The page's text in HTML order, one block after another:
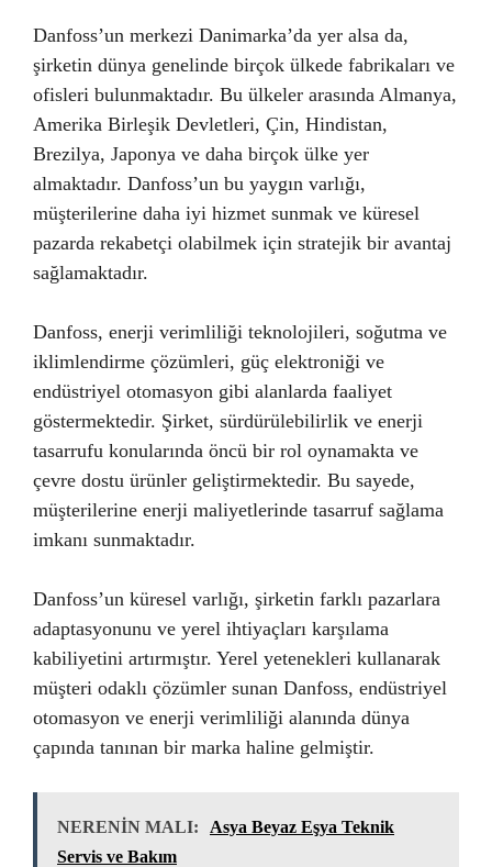
Danfoss’un merkezi Danimarka’da yer alsa da,
şirketin dünya genelinde birçok ülkede fabrikaları ve
ofisleri bulunmaktadır. Bu ülkeler arasında Almanya,
Amerika Birleşik Devletleri, Çin, Hindistan,
Brezilya, Japonya ve daha birçok ülke yer
almaktadır. Danfoss’un bu yaygın varlığı,
müşterilerine daha iyi hizmet sunmak ve küresel
pazarda rekabetçi olabilmek için stratejik bir avantaj
sağlamaktadır.
Danfoss, enerji verimliliği teknolojileri, soğutma ve
iklimlendirme çözümleri, güç elektroniği ve
endüstriyel otomasyon gibi alanlarda faaliyet
göstermektedir. Şirket, sürdürülebilirlik ve enerji
tasarrufu konularında öncü bir rol oynamakta ve
çevre dostu ürünler geliştirmektedir. Bu sayede,
müşterilerine enerji maliyetlerinde tasarruf sağlama
imkanı sunmaktadır.
Danfoss’un küresel varlığı, şirketin farklı pazarlara
adaptasyonunu ve yerel ihtiyaçları karşılama
kabiliyetini artırmıştır. Yerel yetenekleri kullanarak
müşteri odaklı çözümler sunan Danfoss, endüstriyel
otomasyon ve enerji verimliliği alanında dünya
çapında tanınan bir marka haline gelmiştir.
NERENİN MALI:
Asya Beyaz Eşya Teknik
Servis ve Bakım